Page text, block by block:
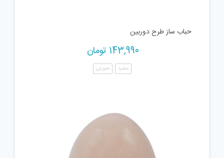
حباب ساز طرح دوربین
143,990 تومان
سفید صورتی